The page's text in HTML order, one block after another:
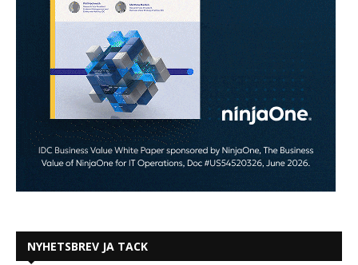
NYHETSBREV JA TACK